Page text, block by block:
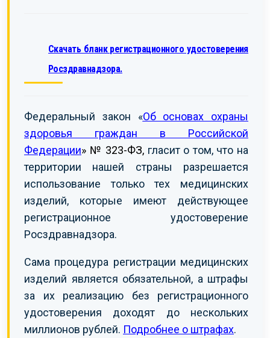
Скачать бланк регистрационного удостоверения
Росздравнадзора.
Федеральный закон «Об основах охраны
здоровья граждан в Российской
Федерации» № 323-ФЗ, гласит о том, что на
территории нашей страны разрешается
использование только тех медицинских
изделий, которые имеют действующее
регистрационное удостоверение
Росздравнадзора.
Сама процедура регистрации медицинских
изделий является обязательной, а штрафы
за их реализацию без регистрационного
удостоверения доходят до нескольких
миллионов рублей. Подробнее о штрафах.